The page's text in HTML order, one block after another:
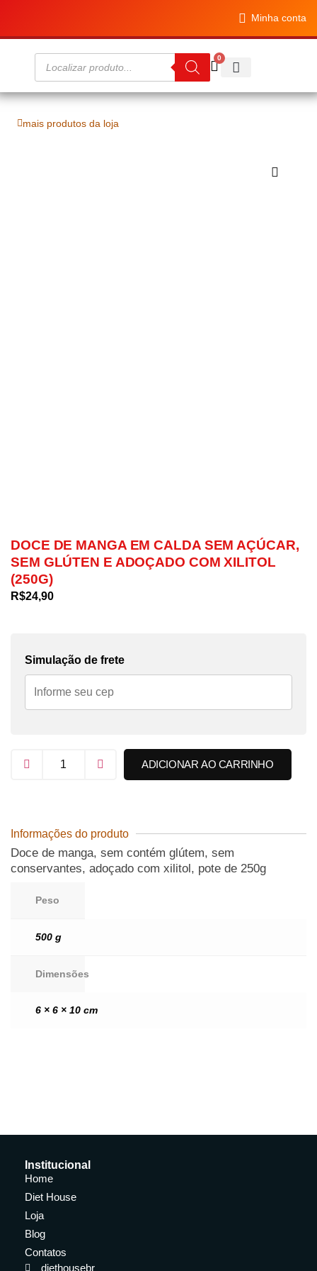
Minha conta
0
mais produtos da loja
DOCE DE MANGA EM CALDA SEM AÇÚCAR,
SEM GLÚTEN E ADOÇADO COM XILITOL
(250G)
R$24,90
Simulação de frete
ADICIONAR AO CARRINHO
Informações do produto
Doce de manga, sem contém glútem, sem
conservantes, adoçado com xilitol, pote de 250g
Peso
500 g
Dimensões
6 × 6 × 10 cm
Institucional
Home
Diet House
Loja
Blog
Contatos
diethousebr